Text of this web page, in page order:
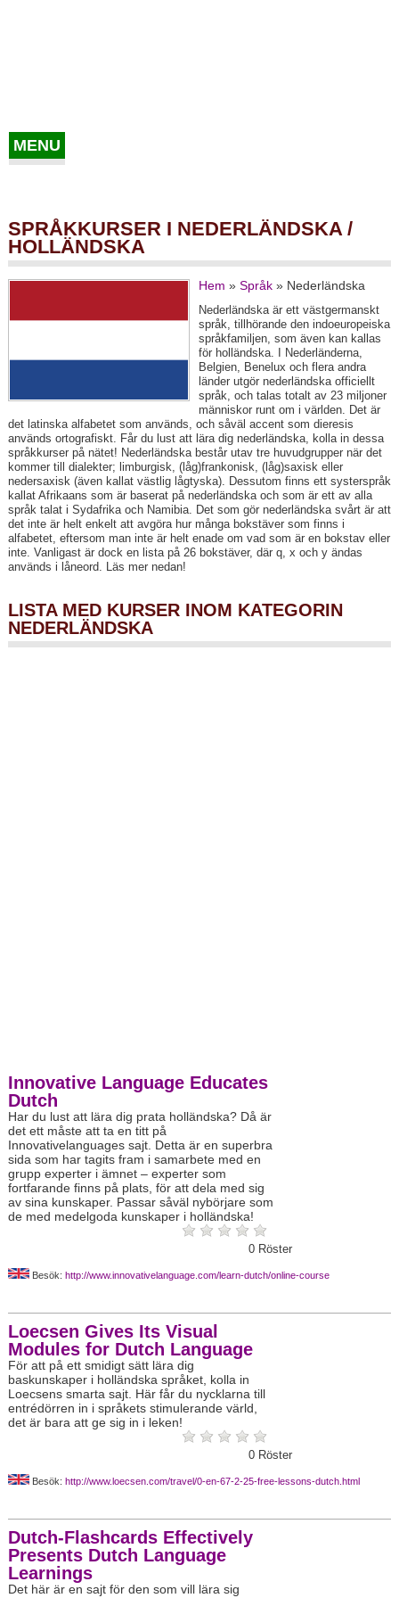
MENU
SPRÅKKURSER I NEDERLÄNDSKA /
HOLLÄNDSKA
Hem » Språk» Nederländska
Nederländska är ett västgermanskt
språk, tillhörande den indoeuropeiska
språkfamiljen, som även kan kallas
för holländska. I Nederländerna,
Belgien, Benelux och flera andra
länder utgör nederländska officiellt
språk, och talas totalt av 23 miljoner
människor runt om i världen. Det är
det latinska alfabetet som används, och såväl accent som dieresis
används ortografiskt. Får du lust att lära dig nederländska, kolla in dessa
språkkurser på nätet! Nederländska består utav tre huvudgrupper när det
kommer till dialekter; limburgisk, (låg)frankonisk, (låg)saxisk eller
nedersaxisk (även kallat västlig lågtyska). Dessutom finns ett systerspråk
kallat Afrikaans som är baserat på nederländska och som är ett av alla
språk talat i Sydafrika och Namibia. Det som gör nederländska svårt är att
det inte är helt enkelt att avgöra hur många bokstäver som finns i
alfabetet, eftersom man inte är helt enade om vad som är en bokstav eller
inte. Vanligast är dock en lista på 26 bokstäver, där q, x och y ändas
används i låneord. Läs mer nedan!
LISTA MED KURSER INOM KATEGORIN
NEDERLÄNDSKA
Innovative Language Educates
Dutch
Har du lust att lära dig prata holländska? Då är
det ett måste att ta en titt på
Innovativelanguages sajt. Detta är en superbra
sida som har tagits fram i samarbete med en
grupp experter i ämnet – experter som
fortfarande finns på plats, för att dela med sig
av sina kunskaper. Passar såväl nybörjare som
de med medelgoda kunskaper i holländska!
0 Röster
Besök: http://www.innovativelanguage.com/learn-dutch/online-course
Loecsen Gives Its Visual
Modules for Dutch Language
För att på ett smidigt sätt lära dig
baskunskaper i holländska språket, kolla in
Loecsens smarta sajt. Här får du nycklarna till
entrédörren in i språkets stimulerande värld,
det är bara att ge sig in i leken!
0 Röster
Besök: http://www.loecsen.com/travel/0-en-67-2-25-free-lessons-dutch.html
Dutch-Flashcards Effectively
Presents Dutch Language
Learnings
Det här är en sajt för den som vill lära sig